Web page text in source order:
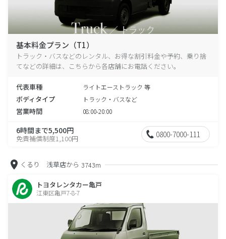
基本料金プラン（T1）
トラック・バスなどのレンタル、お得な割引料金や予約、乗り捨
てなどの詳細は、こちらから各店舗にお電話ください。
代表車種 ライトエーストラック 等
ボディタイプ トラック・バスなど
営業時間 08:00-20:00
6時間まで5,500円
免責補償制度1,100円 0800-7000-111
くるり 浅草店から 3743m
トヨタレンタカー亀戸
江東区亀戸7-8-7